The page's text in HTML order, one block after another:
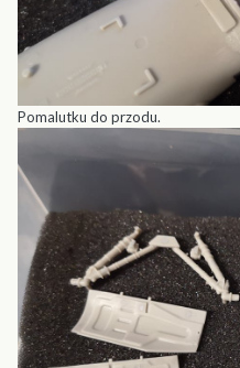
Pomalutku do przodu.